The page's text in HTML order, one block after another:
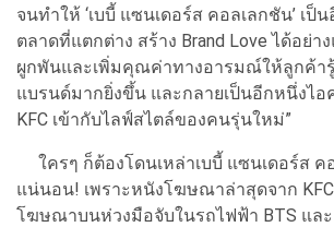
จนทำให้ ‘เบบี้ แซนเดอร์ส คอลเลกชัน’ เป็
ตลาดที่แตกต่าง สร้าง Brand Love ได้อย่า
ผูกพันและเพิ่มคุณค่าทางอารมณ์ให้ลูกค้า
แบรนด์มากยิ่งขึ้น และกลายเป็นอีกหนึ่งไอ
KFC เข้ากับไลฟ์สไตล์ของคนรุ่นใหม่”
ใครๆ ก็ต้องโดนเหล่าเบบี้ แซนเดอร์ส ค
แน่นอน! เพราะหนังโฆษณาล่าสุดจาก
โฆษณาบนห่วงมือจับในรถไฟฟ้า BTS และ